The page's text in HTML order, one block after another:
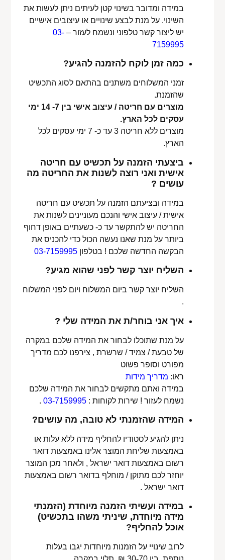
במידה ומדובר בשינוי קטן לעיתים ניתן לעשות את
השינוי. על מנת לבצע שינויים או עיצובים אישיים
יש ליצור קשר טלפוני ונשמח לעזור –03-
7159995
כמה זמן לוקח להזמנה להגיע?
זמני המשלוחים משתנים בהתאם לסוג התכשיט
שהזמנת.
מוצרים עם חריטה / עיצוב אישי בין 7- 14 ימי
עסקים לכל הארץ.
מוצרים ללא חריטה 3 עד כ- 7 ימי עסקים לכל
הארץ.
ביצעתי הזמנה על תכשיט עם חריטה
אישית ואני רוצה לשנות את החריטה מה
עושים ?
במידה ובציעתם הזמנה על תכשיט עם חריטה
אישית / עיצוב אישי והנכם מעוניינים לשנות את
החריטה יש להתקשר עד כ- כשעתיים באופן דחוף
ביותר על מנת שאנו נעשה הכול כדי להכניס את
הבקשה החדשה שלכם ! בטלפון03-7159995
השליח יוצר קשר לפני שהוא מגיע?
השליח יוצר קשר ביום המשלוח ויום לפני המשלוח
.
איך אני בוחר/ת את המידה שלי ?
על מנת שתוכלו לבחור את המידה שלכם במקרה
של טבעת / צמיד / שרשרת , צירפנו לכם מדריך
מפורט וסופר פשוט
ראו: מדריך מידות
במידה ואתם מתקשים לבחור את המידה שלכם
נשמח לעזור ! שירות לקוחות :03-7159995
.
המידה שהזמנתי לא טובה, מה עושים?
ניתן להגיע לסטודיו להחליף מידה ללא עלות או
באמצעות שליחת המוצר אלינו באמצעות דואר
רשום באמצעות דואר ישראל , ולאחר מכן המוצר
יוחזר לכם מתוקן / מוחלף בדואר רשום באמצעות
דואר ישראל .
במידה ועשיתי הזמנה מיוחדת (הזמנתי
מידה מיוחדת, שיניתי משהו בתכשיט)
אוכל להחליף?
לרוב שינויי על הזמנות מיוחדות יגבו בעלות